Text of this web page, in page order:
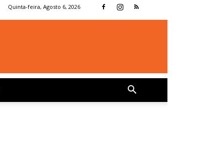
Quinta-feira, Agosto 6, 2026